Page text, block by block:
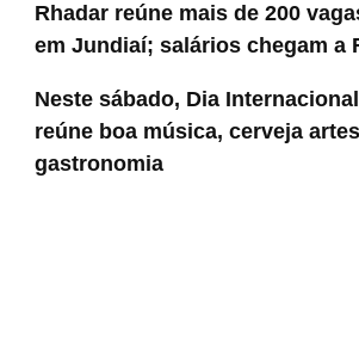
Rhadar reúne mais de 200
em Jundiaí; salários chegam a
Neste sábado, Dia
reúne boa música, cerveja
gastronomia